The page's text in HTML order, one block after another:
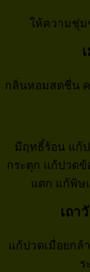
ให้ความชุ่ม
กลิ่นหอมสดชื่น ค
มีฤทธิ์ร้อน แก้
กระตุก แก้ปวด
แตก แก้พิษ
เถา
แก้ปวดเมื่อยกล้
ร